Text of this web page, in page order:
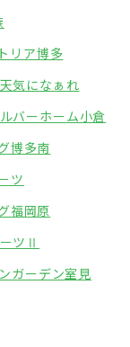
リア博多
気になぁれ
バーホーム小倉
博多南
ツ
福岡原
ツⅡ
ガーデン室見